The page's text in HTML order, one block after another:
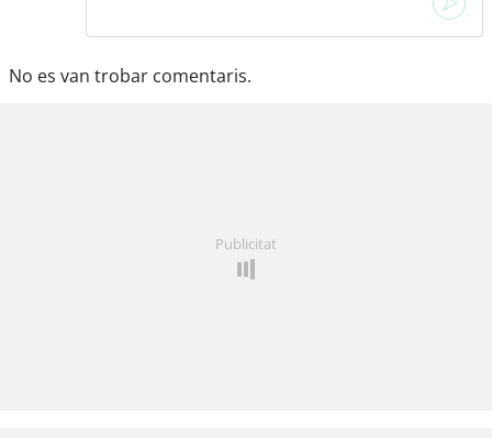
No es van trobar comentaris.
Publicitat